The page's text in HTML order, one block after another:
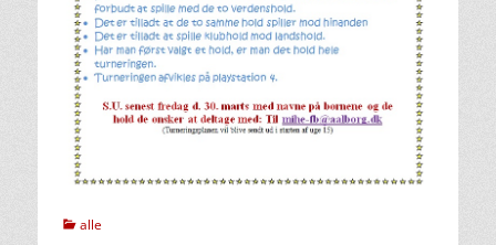
kategorier
alle